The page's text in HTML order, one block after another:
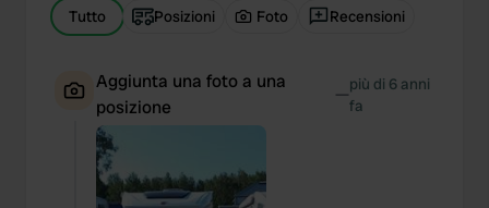
Tutto Posizioni Foto Recensioni
Aggiunta una foto a una
posizione
—più di 6 anni
fa